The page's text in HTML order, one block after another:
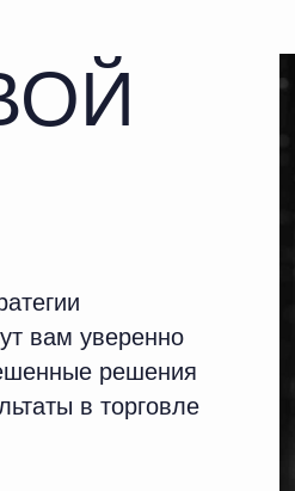
вам уверенно
решения
в торговле